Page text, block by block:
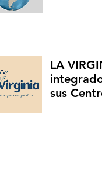
LA
sus